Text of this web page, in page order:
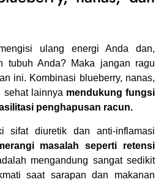
ulang energi Anda dan,
tubuh Anda? Maka jangan ragu
ini. Kombinasi blueberry, nanas,
sehat lainnya mendukung fungsi
penghapusan racun.
sifat diuretik dan anti-inflamasi
masalah seperti retensi
mengandung sangat sedikit
saat sarapan dan makanan